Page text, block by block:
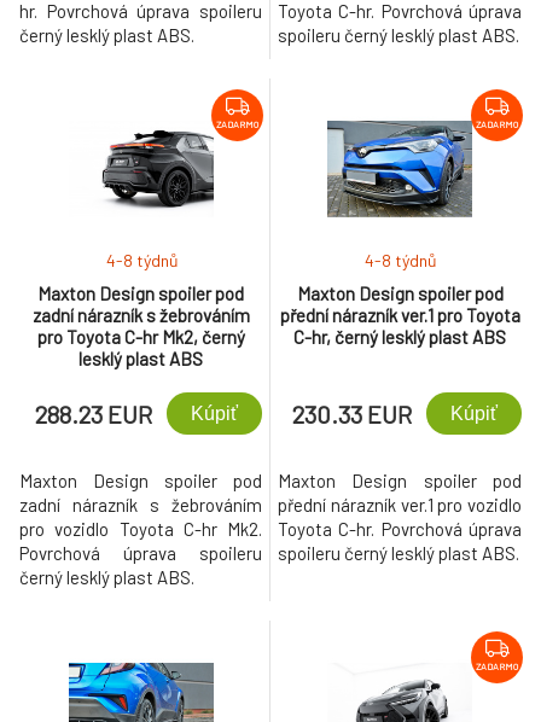
hr. Povrchová úprava spoileru
černý lesklý plast ABS.
Toyota C-hr. Povrchová úprava
spoileru černý lesklý plast ABS.
ZADARMO
Maxton Design spoiler pod
zadní nárazník s žebrováním
pro Toyota C-hr Mk2, černý
lesklý plast ABS
4-8 týdnů
288.23 EUR Kúpiť
Maxton Design spoiler pod
zadní nárazník s žebrováním
pro vozidlo Toyota C-hr Mk2.
Povrchová úprava spoileru
černý lesklý plast ABS.
ZADARMO
Maxton Design spoiler pod
přední nárazník ver.1 pro Toyota
C-hr, černý lesklý plast ABS
4-8 týdnů
230.33 EUR Kúpiť
Maxton Design spoiler pod
přední nárazník ver.1 pro vozidlo
Toyota C-hr. Povrchová úprava
spoileru černý lesklý plast ABS.
ZADARMO